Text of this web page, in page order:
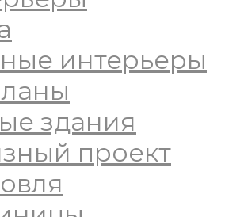
интерьеры
здания
проект